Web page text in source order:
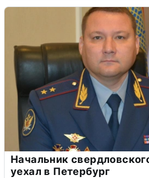
Начальник
уехал в Петербург